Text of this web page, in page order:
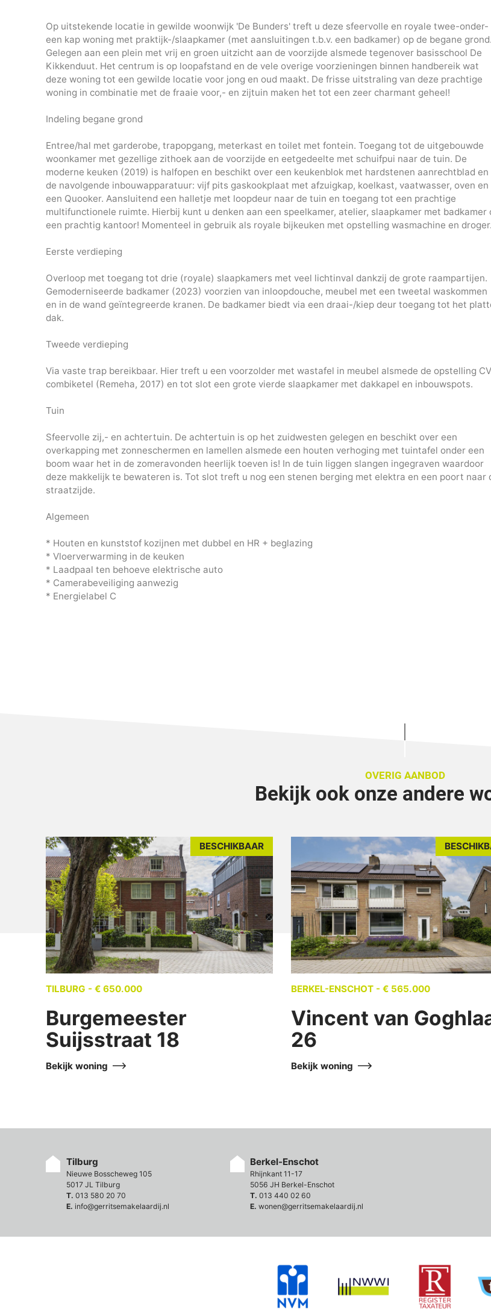
Op uitstekende locatie in gewilde woonwijk 'De Bunders' treft u deze sfeervolle en royale twee-onder-
een kap woning met praktijk-/slaapkamer (met aansluitingen t.b.v. een badkamer) op de begane grond.
Gelegen aan een plein met vrij en groen uitzicht aan de voorzijde alsmede tegenover basisschool De
Kikkenduut. Het centrum is op loopafstand en de vele overige voorzieningen binnen handbereik wat
deze woning tot een gewilde locatie voor jong en oud maakt. De frisse uitstraling van deze prachtige
woning in combinatie met de fraaie voor,- en zijtuin maken het tot een zeer charmant geheel!
Indeling begane grond
Entree/hal met garderobe, trapopgang, meterkast en toilet met fontein. Toegang tot de uitgebouwde
woonkamer met gezellige zithoek aan de voorzijde en eetgedeelte met schuifpui naar de tuin. De
moderne keuken (2019) is halfopen en beschikt over een keukenblok met hardstenen aanrechtblad en
de navolgende inbouwapparatuur: vijf pits gaskookplaat met afzuigkap, koelkast, vaatwasser, oven en
een Quooker. Aansluitend een halletje met loopdeur naar de tuin en toegang tot een prachtige
multifunctionele ruimte. Hierbij kunt u denken aan een speelkamer, atelier, slaapkamer met badkamer
een prachtig kantoor! Momenteel in gebruik als royale bijkeuken met opstelling wasmachine en droger.
Eerste verdieping
Overloop met toegang tot drie (royale) slaapkamers met veel lichtinval dankzij de grote raampartijen.
Gemoderniseerde badkamer (2023) voorzien van inloopdouche, meubel met een tweetal waskommen
en in de wand geïntegreerde kranen. De badkamer biedt via een draai-/kiep deur toegang tot het
dak.
Tweede verdieping
Via vaste trap bereikbaar. Hier treft u een voorzolder met wastafel in meubel alsmede de opstelling CV
combiketel (Remeha, 2017) en tot slot een grote vierde slaapkamer met dakkapel en inbouwspots.
Tuin
Sfeervolle zij,- en achtertuin. De achtertuin is op het zuidwesten gelegen en beschikt over een
overkapping met zonneschermen en lamellen alsmede een houten verhoging met tuintafel onder een
boom waar het in de zomeravonden heerlijk toeven is! In de tuin liggen slangen ingegraven waardoor
deze makkelijk te bewateren is. Tot slot treft u nog een stenen berging met elektra en een poort naar
straatzijde.
Algemeen
* Houten en kunststof kozijnen met dubbel en HR + beglazing
* Vloerverwarming in de keuken
* Laadpaal ten behoeve elektrische auto
* Camerabeveiliging aanwezig
* Energielabel C
OVERIG AANBOD
Bekijk ook onze andere
BESCHIKBAAR
TILBURG - € 650.000
Burgemeester
Suijsstraat 18
Bekijk woning
BERKEL-ENSCHOT - € 565.000
Vincent van
26
Bekijk woning
Tilburg
Nieuwe Bosscheweg 105
5017 JL Tilburg
T. 013 580 20 70
E. info@gerritsemakelaardij.nl
Berkel-Enschot
Rhijnkant 11-17
5056 JH Berkel-Enschot
T. 013 440 02 60
E. wonen@gerritsemakelaardij.nl